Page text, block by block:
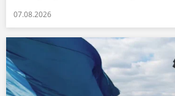
07.08.2026